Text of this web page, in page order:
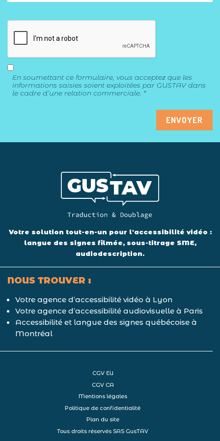
En soumettant ce formulaire, vous acceptez que les
informations saisies soient exploitées par GUSTAV dans
le cadre d’une relation commerciale. *
Votre solution tout-en-un pour l'accessibilité vidéo :
langue des signes filmée, sous-titrage SME,
audiodescription.
NOUS TROUVER :
Votre agence d’accessibilité vidéo à Lyon
Votre agence d’accessibilité audiovisuelle à Paris
Accessibilité et langue des signes québécoise à
Montréal
CGV EU
CGV CA
Mentions légales
Politique de confidentialité
Plan du site
Tous droits réservés SAS GusTAV